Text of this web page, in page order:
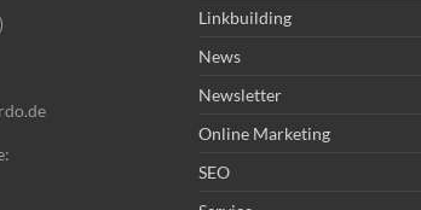
Linkbuilding
News
Newsletter
Online Marketing
SEO